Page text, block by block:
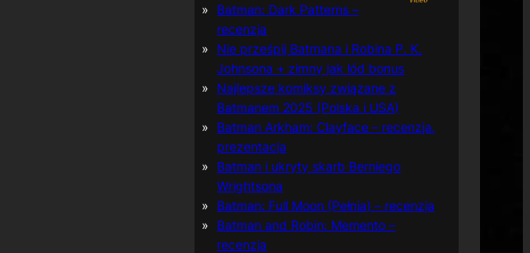
Batman: Dark Patterns –
recenzja
Nie prześpij Batmana i Robina P. K.
Johnsona + zimny jak lód bonus
Najlepsze komiksy związane z
Batmanem 2025 (Polska i USA)
Batman Arkham: Clayface – recenzja,
prezentacja
Batman i ukryty skarb Berniego
Wrightsona
Batman: Full Moon (Pełnia) – recenzja
Batman and Robin: Memento –
recenzja